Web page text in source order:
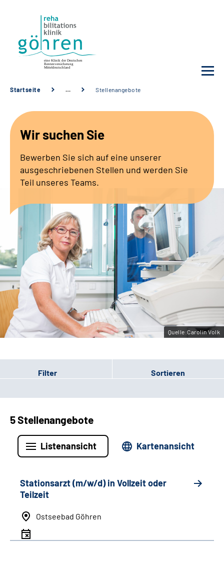
Ihre Reha
Krankheitsbilder
Karriere
Erweiterte Suche
Leichte Sprache
Gebärdensprache
Startseite … Stellenangebote
Wir suchen Sie
Bewerben Sie sich auf eine unserer
ausgeschriebenen Stellen und werden Sie
Teil unseres Teams.
Quelle:Carolin Volk
Filter Sortieren
5 Stellenangebote
Listenansicht Kartenansicht
Stationsarzt (m/w/d) in Vollzeit oder
Teilzeit
Ostseebad Göhren